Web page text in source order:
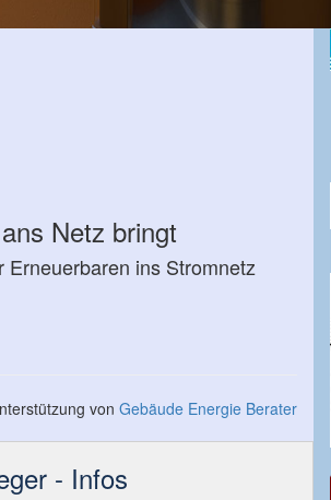
Netz bringt
ins Stromnetz
von Gebäude Energie Berater
- Infos